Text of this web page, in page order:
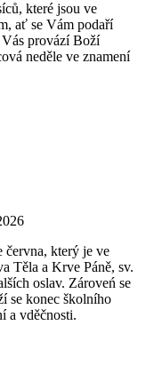
které jsou ve
ať se Vám podaří
Vás provází Boží
neděle ve znamení
června, který je ve
Těla a Krve Páně, sv.
oslav. Zároveń se
se konec školního
a vděčnosti.